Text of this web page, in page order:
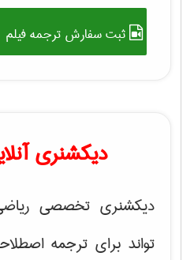
ثبت سفارش ترجمه فیلم
دیکشنری
دیکشنری تخصصی
تواند برای ترجمه